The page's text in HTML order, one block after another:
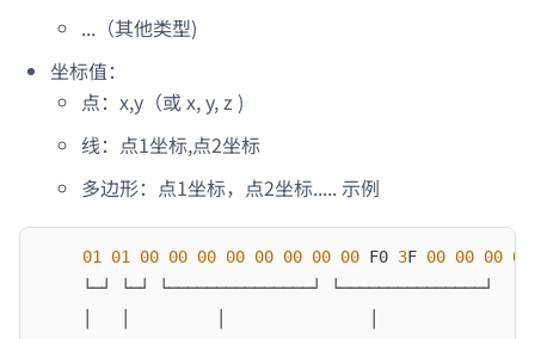
...（其他类型)
坐标值：
点：x,y（或 x, y, z )
线：点1坐标,点2坐标
多边形：点1坐标，点2坐标..... 示例
01 01 00 00 00 00 00 00 00 00 F0 3F 00 00 00 00
    └─┘ └─┘ └───────────────┘ └───────────────┘